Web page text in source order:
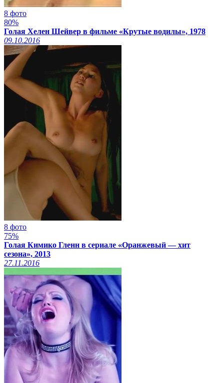
8 фото
80%
Голая Хелен Шейвер в фильме «Крутые водилы», 1978
09.10.2016
8 фото
75%
Голая Кимико Гленн в сериале «Оранжевый — хит
сезона», 2013
27.11.2016